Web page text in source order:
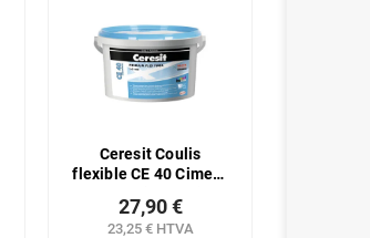
Ceresit Coulis
flexible CE 40 Ciment
kg
23,25 € HTVA
27,90 €